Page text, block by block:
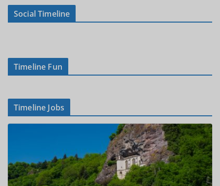
Social Timeline
Timeline Fun
Timeline Jobs